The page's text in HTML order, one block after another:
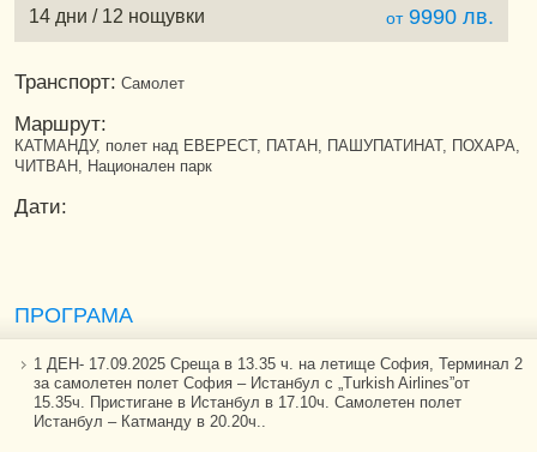
14 дни / 12 нощувки от9990 лв.
Транспорт: Самолет
Маршрут:
КАТМАНДУ, полет над ЕВЕРЕСТ, ПАТАН, ПАШУПАТИНАТ, ПОХАРА,
ЧИТВАН, Национален парк
Дати:
ПРОГРАМА
1 ДЕН- 17.09.2025 Среща в 13.35 ч. на летище София, Терминал 2
за самолетен полет София – Истанбул с „Turkish Airlines”от
15.35ч. Пристигане в Истанбул в 17.10ч. Самолетен полет
Истанбул – Катманду в 20.20ч..